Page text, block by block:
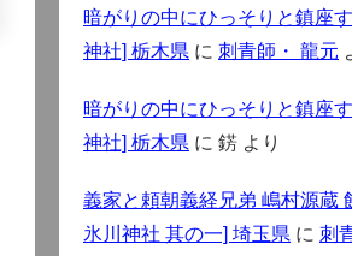
暗がりの中にひっそりと鎮座
神社] 栃木県 に 刺青師・ 龍元
暗がりの中にひっそりと鎮座
神社] 栃木県 に 錺 より
義家と頼朝義経兄弟 嶋村源蔵
氷川神社 其の一] 埼玉県 に 刺